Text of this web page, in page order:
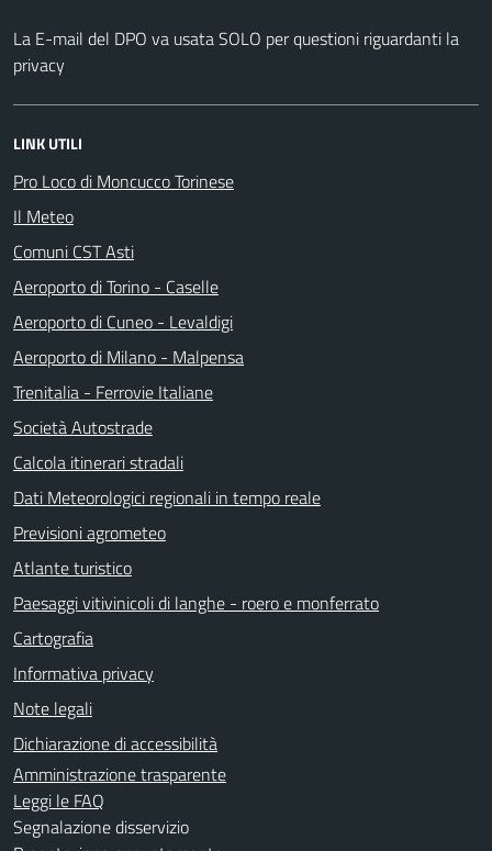
La E-mail del DPO va usata SOLO per questioni riguardanti la
privacy
LINK UTILI
Pro Loco di Moncucco Torinese
Il Meteo
Comuni CST Asti
Aeroporto di Torino - Caselle
Aeroporto di Cuneo - Levaldigi
Aeroporto di Milano - Malpensa
Trenitalia - Ferrovie Italiane
Società Autostrade
Calcola itinerari stradali
Dati Meteorologici regionali in tempo reale
Previsioni agrometeo
Atlante turistico
Paesaggi vitivinicoli di langhe - roero e monferrato
Cartografia
Informativa privacy
Note legali
Dichiarazione di accessibilità
Amministrazione trasparente
Leggi le FAQ
Segnalazione disservizio